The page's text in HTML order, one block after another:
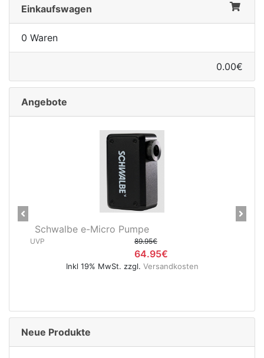
Einkaufswagen
0 Waren
0.00€
Angebote
e-Micro Pumpe
Inkl 19% MwSt. zzgl.Versandkosten
Previous Next
Neue Produkte